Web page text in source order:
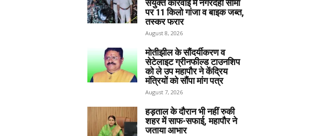
संयुक्त कार्रवाई में नगरदेही सीमा
पर 11 किलो गांजा व बाइक जब्त,
तस्कर फरार
August 8, 2026
मोतीझील के सौंदर्यीकरण व
सेटेलाइट ग्रीनफील्ड टाउनशिप
को ले उप महापौर ने केंद्रिय
मंत्रियों को सौंपा मांग पत्र
August 7, 2026
हड़ताल के दौरान भी नहीं रुकी
शहर में साफ-सफाई, महापौर ने
जताया आभार